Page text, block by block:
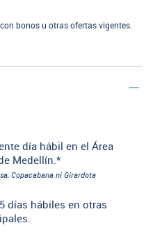
bonos u otras ofertas vigentes.
día hábil en el Área
Medellín.*
Copacabana ni Girardota
días hábiles en otras